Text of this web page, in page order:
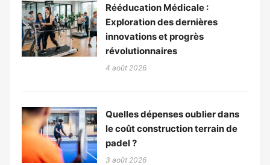
Rééducation Médicale :
Exploration des dernières
innovations et progrès
révolutionnaires
4 août 2026
Quelles dépenses oublier dans
le coût construction terrain de
padel ?
3 août 2026